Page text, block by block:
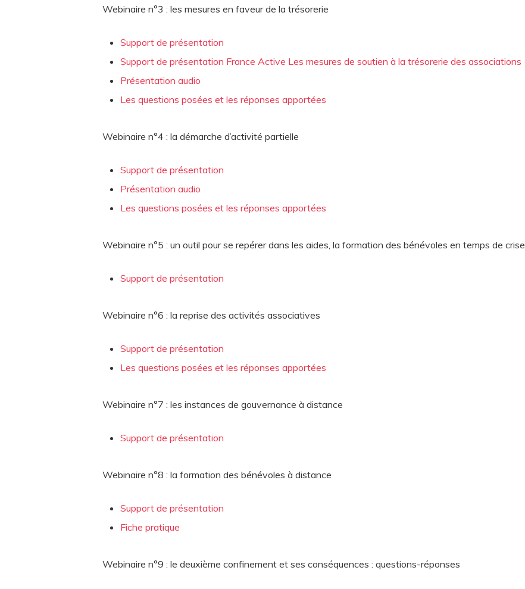
Webinaire n°3 : les mesures en faveur de la trésorerie
Support de présentation
Support de présentation France Active Les mesures de soutien à la trésorerie des associations
Présentation audio
Les questions posées et les réponses apportées
Webinaire n°4 : la démarche d’activité partielle
Support de présentation
Présentation audio
Les questions posées et les réponses apportées
Webinaire n°5 : un outil pour se repérer dans les aides, la formation des bénévoles en temps de crise
Support de présentation
Webinaire n°6 : la reprise des activités associatives
Support de présentation
Les questions posées et les réponses apportées
Webinaire n°7 : les instances de gouvernance à distance
Support de présentation
Webinaire n°8 : la formation des bénévoles à distance
Support de présentation
Fiche pratique
Webinaire n°9 : le deuxième confinement et ses conséquences : questions-réponses